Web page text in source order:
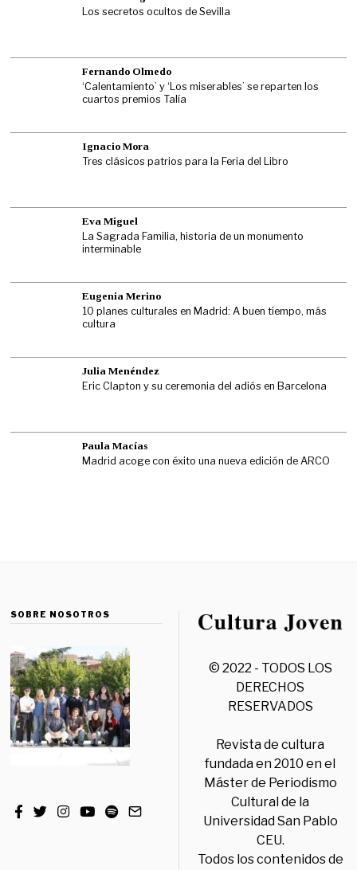
Los secretos ocultos de Sevilla
Fernando Olmedo
‘Calentamiento’ y ‘Los miserables’ se reparten los
cuartos premios Talía
Ignacio Mora
Tres clásicos patrios para la Feria del Libro
Eva Miguel
La Sagrada Familia, historia de un monumento
interminable
Eugenia Merino
10 planes culturales en Madrid: A buen tiempo, más
cultura
Julia Menéndez
Eric Clapton y su ceremonia del adiós en Barcelona
Paula Macías
Madrid acoge con éxito una nueva edición de ARCO
SOBRE NOSOTROS
© 2022 - TODOS LOS
DERECHOS
RESERVADOS
Revista de cultura
fundada en 2010 en el
Máster de Periodismo
Cultural de la
Universidad San Pablo
CEU.
Todos los contenidos de